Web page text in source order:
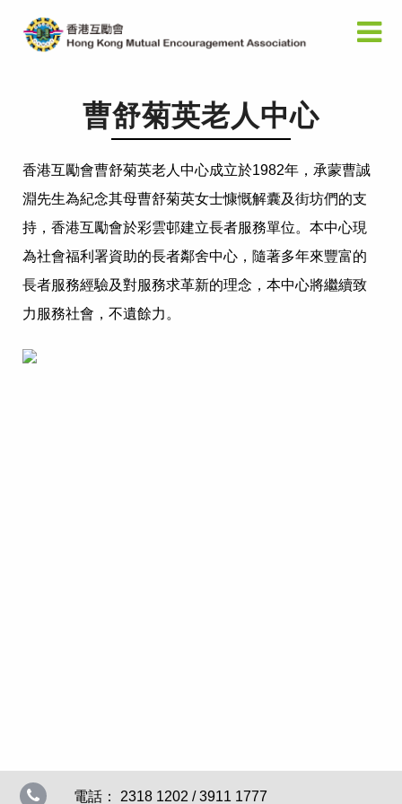
曹舒菊英老人中心
香港互勵會曹舒菊英老人中心成立於1982年，承蒙曹誠
淵先生為紀念其母曹舒菊英女士慷慨解囊及街坊們的支
持，香港互勵會於彩雲邨建立長者服務單位。本中心現
為社會福利署資助的長者鄰舍中心，隨著多年來豐富的
長者服務經驗及對服務求革新的理念，本中心將繼續致
力服務社會，不遺餘力。
電話： 2318 1202 / 3911 1777